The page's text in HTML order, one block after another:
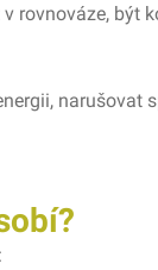
rovnováze, být
narušovat